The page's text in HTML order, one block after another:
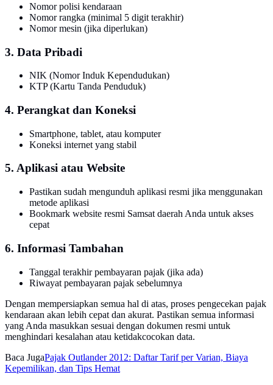
Nomor polisi kendaraan
Nomor rangka (minimal 5 digit terakhir)
Nomor mesin (jika diperlukan)
3. Data Pribadi
NIK (Nomor Induk Kependudukan)
KTP (Kartu Tanda Penduduk)
4. Perangkat dan Koneksi
Smartphone, tablet, atau komputer
Koneksi internet yang stabil
5. Aplikasi atau Website
Pastikan sudah mengunduh aplikasi resmi jika menggunakan
metode aplikasi
Bookmark website resmi Samsat daerah Anda untuk akses
cepat
6. Informasi Tambahan
Tanggal terakhir pembayaran pajak (jika ada)
Riwayat pembayaran pajak sebelumnya
Dengan mempersiapkan semua hal di atas, proses pengecekan pajak
kendaraan akan lebih cepat dan akurat. Pastikan semua informasi
yang Anda masukkan sesuai dengan dokumen resmi untuk
menghindari kesalahan atau ketidakcocokan data.
Baca JugaPajak Outlander 2012: Daftar Tarif per Varian, Biaya
Kepemilikan, dan Tips Hemat